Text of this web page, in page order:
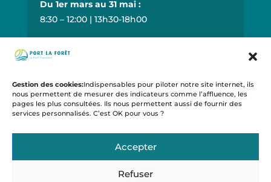
Gestion des cookies:Indispensables pour piloter notre site internet, ils
nous permettent de mesurer des indicateurs comme l’affluence, les
pages les plus consultées. Ils nous permettent aussi de fournir des
services personnalisés. C’est OK pour vous ?
Accepter
Refuser
Du 1er mars au 31 mai :
8:30 – 12:00 | 13h30-18h00
8:30 – 12:00 | 13h30-19h00
Du 1er juillet au 31 août :
8:30 – 20:00
Du 1er septembre au 30 septembre :
8:30 – 12:00 | 13h30-18h00
Plan du site•Confidentialité•Mentions légales